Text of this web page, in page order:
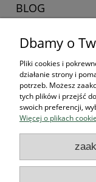
BLOG
Zaczynamy
16-04-2026 , Stworek
Jak
figurki?
Dbamy o
Pliki cookies i
działanie strony i
potrzeb. Możesz
tych plików i przejść
swoich preferencji,
Więcej o plikach